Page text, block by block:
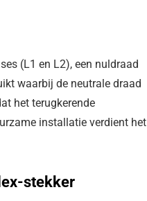
(L1 en L2), een nuldraad
waarbij de neutrale draad
het terugkerende
installatie verdient het
stekker